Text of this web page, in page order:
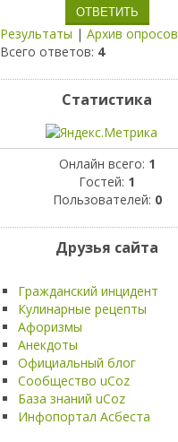
Результаты | Архив опросов
Всего ответов: 4
Статистика
Онлайн всего: 1
Гостей: 1
Пользователей: 0
Друзья сайта
Гражданский инцидент
Кулинарные рецепты
Афоризмы
Анекдоты
Официальный блог
Сообщество uCoz
База знаний uCoz
Инфопортал Асбеста